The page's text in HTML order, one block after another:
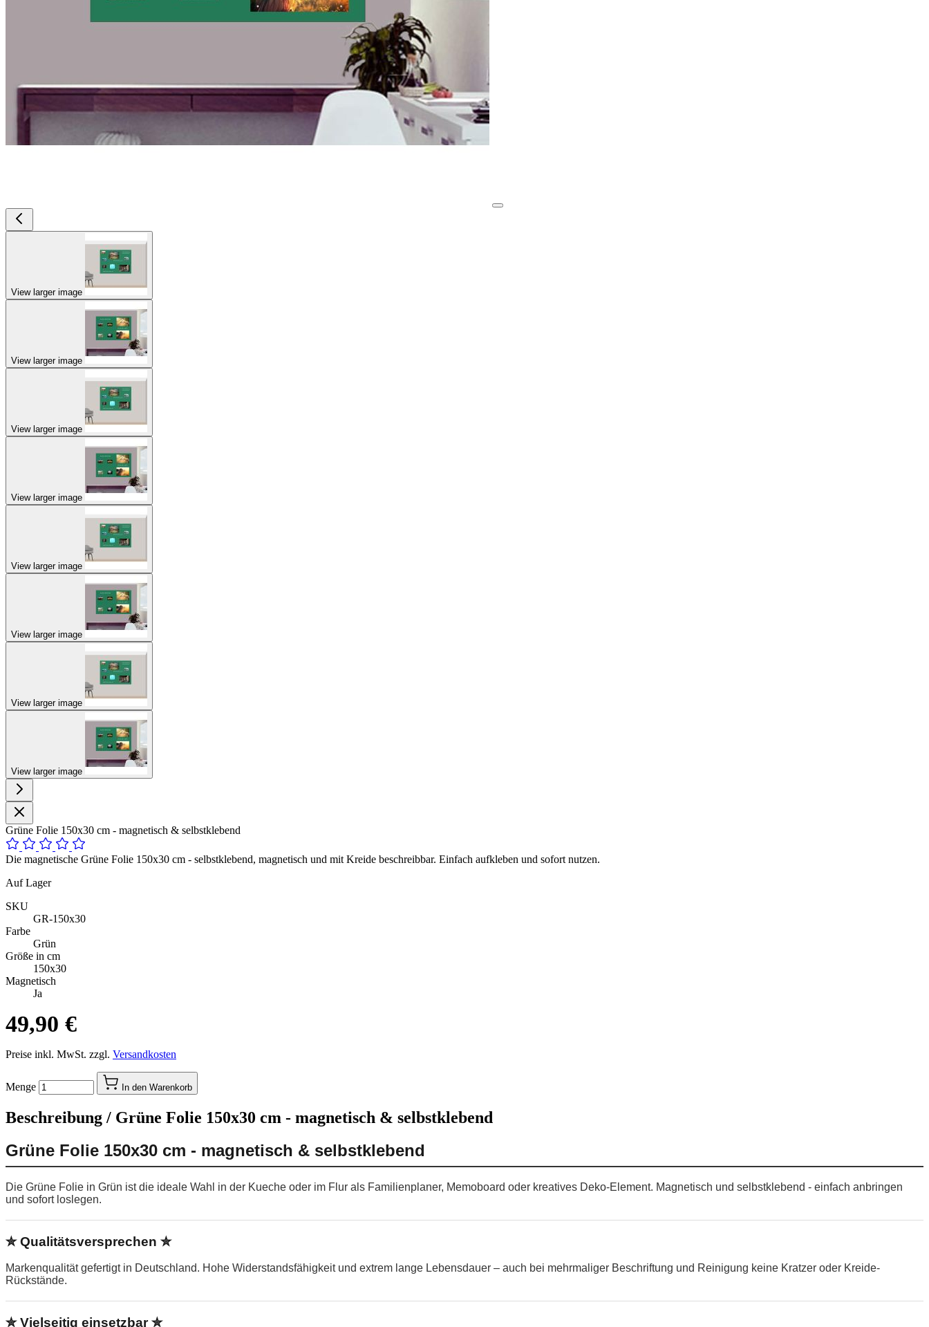
View larger image
View larger image
View larger image
View larger image
View larger image
View larger image
View larger image
View larger image
Grüne Folie 150x30 cm - magnetisch & selbstklebend
Die magnetische Grüne Folie 150x30 cm - selbstklebend, magnetisch und mit Kreide beschreibbar. Einfach aufkleben und sofort nutzen.
Auf Lager
SKU
GR-150x30
Farbe
Grün
Größe in cm
150x30
Magnetisch
Ja
49,90 €
Preise inkl. MwSt. zzgl. Versandkosten
Menge In den Warenkorb
Beschreibung / Grüne Folie 150x30 cm - magnetisch & selbstklebend
Grüne Folie 150x30 cm - magnetisch & selbstklebend
Die Grüne Folie in Grün ist die ideale Wahl in der Kueche oder im Flur als Familienplaner, Memoboard oder kreatives Deko-Element. Magnetisch und selbstklebend - einfach anbringen
und sofort loslegen.
✮ Qualitätsversprechen ✮
Markenqualität gefertigt in Deutschland. Hohe Widerstandsfähigkeit und extrem lange Lebensdauer – auch bei mehrmaliger Beschriftung und Reinigung keine Kratzer oder Kreide-
Rückstände.
✮ Vielseitig einsetzbar ✮